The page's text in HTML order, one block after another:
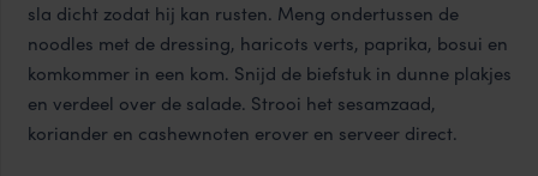
sla dicht zodat hij kan rusten. Meng ondertussen de
noodles met de dressing, haricots verts, paprika, bosui en
komkommer in een kom. Snijd de biefstuk in dunne plakjes
en verdeel over de salade. Strooi het sesamzaad,
koriander en cashewnoten erover en serveer direct.